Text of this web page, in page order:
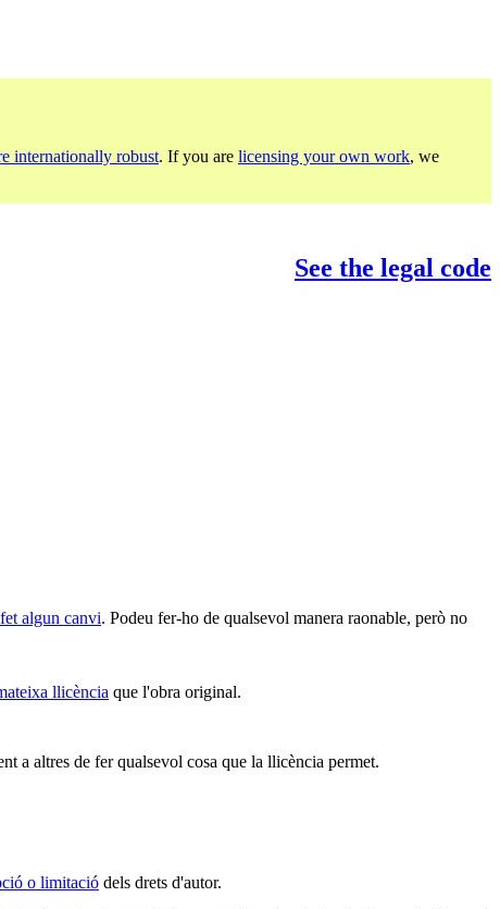
internationally robust. If you are licensing your own work, we
See the legal code
algun canvi. Podeu fer-ho de qualsevol manera raonable, però no
llicència que l'obra original.
a altres de fer qualsevol cosa que la llicència permet.
o limitació dels drets d'autor.